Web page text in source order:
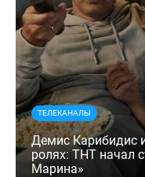
ТЕЛЕКАНАЛЫ
Демис Карибидис
ролях: ТНТ начал
Марина»